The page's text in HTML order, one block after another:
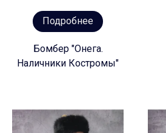
Подробнее
Бомбер "Онега.
Наличники Костромы"